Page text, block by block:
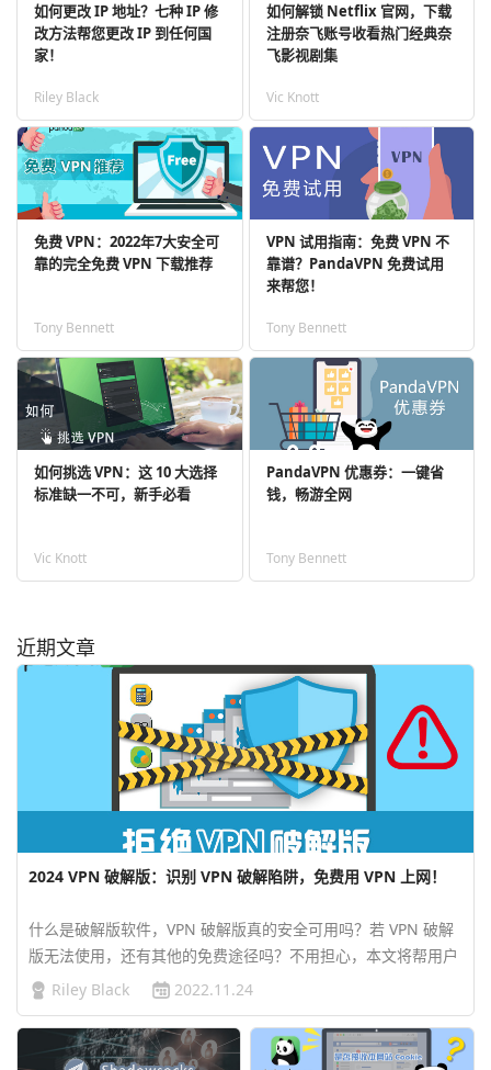
如何更改 IP 地址？七种 IP 修
改方法帮您更改 IP 到任何国
家！
Riley Black
如何解锁 Netflix 官网，下载
注册奈飞账号收看热门经典奈
飞影视剧集
Vic Knott
免费 VPN：2022年7大安全可
靠的完全免费 VPN 下载推荐
Tony Bennett
VPN 试用指南：免费 VPN 不
靠谱？PandaVPN 免费试用
来帮您！
Tony Bennett
如何挑选 VPN：这 10 大选择
标准缺一不可，新手必看
Vic Knott
PandaVPN 优惠券：一键省
钱，畅游全网
Tony Bennett
近期文章
2024 VPN 破解版：识别 VPN 破解陷阱，免费用 VPN 上网！
什么是破解版软件，VPN 破解版真的安全可用吗？若 VPN 破解
版无法使用，还有其他的免费途径吗？不用担心，本文将帮用户
识别破解版 VPN 的危害，同时提供白嫖 VPN 的多种方法。…
Riley Black 2022.11.24